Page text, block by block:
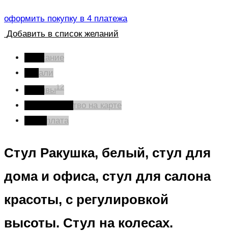
оформить покупку в 4 платежа
Добавить в список желаний
Описание
Детали
Отзывы12
Производство на карте
Оплата
Стул Ракушка, белый, стул для
дома и офиса, стул для салона
красоты, с регулировкой
высоты. Стул на колесах.